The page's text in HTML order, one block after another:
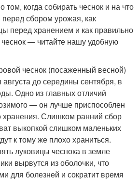
том, когда собирать чеснок и на что
сбором урожая, как
перед хранением и как правильно
— читайте нашу удобную
чеснок (посаженный весной)
до середины сентября, в
Одно из главных отличий
— он лучше приспособлен
хранения. Слишком ранний сбор
выкопкой слишком маленьких
к тому же плохо храниться.
луковицы чеснока в земле
вырвутся из оболочки, что
для болезней и сократит время